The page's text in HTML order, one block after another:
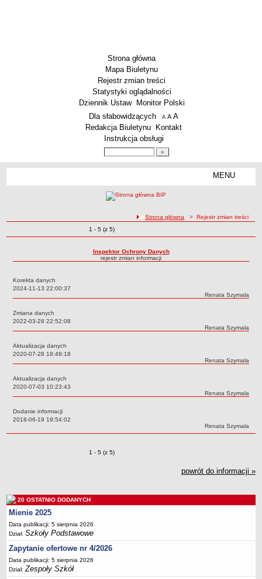
Strona główna
Mapa Biuletynu
Rejestr zmian treści
Statystyki oglądalności
Dziennik Ustaw
Monitor Polski
Menu dodatkowe
Dla słabowidzących A pomniejsz czcionkę
A standardowy rozmiar czcionki
A
Redakcja Biuletynu
Kontakt
Instrukcja obsługi
MENU
Techniczne Zakłady Naukowe
PRZEDSZKOLA
ARCHIWUM SZKÓŁ I PLACÓWEK
Zlikwidowane gimnazja
Przekształcone szkoły i placówki
Wielofunkcyjna Placówka
SPECJALNE OŚRODKI SZKOLNO-WYCHOWAWCZE
Specjalny Ośrodek nr 1
BURSA MIEJSKA
Dane podstawowe
Statut
Rejestry, ewidencje, archiwa
Deklaracja dostępności
PORADNIE PSYCHOLOGICZNO-PEDAGOGICZNE
Zespół Poradni
BIURO FINANSÓW OŚWIATY
ścieżka nawigacji
Strona główna > Rejestr zmian treści
Zmiany o pozycjach
1 - 5 (z 5)
Inspektor Ochrony Danych
rejestr zmian informacji
Korekta danych
Data:
2024-11-13 22:00:37
Autor:
Renata Szymala
Zmiana danych
Data:
2022-03-28 22:52:08
Autor:
Renata Szymala
Aktualizacja danych
Data:
2020-07-28 18:49:18
Autor:
Renata Szymala
Aktualizacja danych
Data:
2020-07-03 10:23:43
Autor:
Renata Szymala
Dodanie informacji
Data:
2018-06-19 19:54:02
Autor:
Renata Szymala
Zmiany o pozycjach
1 - 5 (z 5)
powrót do informacji »
20 OSTATNIO DODANYCH
Mienie 2025
Data publikacji: 5 sierpnia 2026
Dział:Szkoły Podstawowe
Zapytanie ofertowe nr 4/2026
Data publikacji: 5 sierpnia 2026
Dział:Zespoły Szkół